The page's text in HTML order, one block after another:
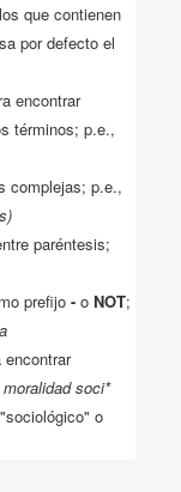
que contienen
por defecto el
encontrar
términos; p.e.,
complejas; p.e.,
paréntesis;
prefijo -o NOT;
moralidad soci*
o